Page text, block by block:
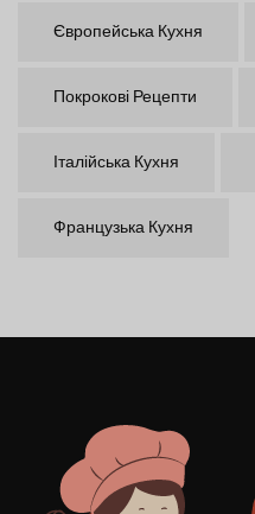
Європейська Кухня
Покрокові Рецепти
Італійська Кухня
Французька Кухня